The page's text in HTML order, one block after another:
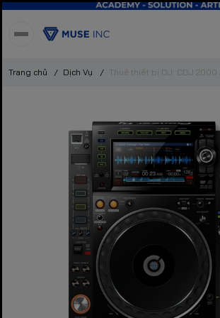
Trang chủ / Dịch Vụ / Thuê thiết bị DJ: CDJ 2000